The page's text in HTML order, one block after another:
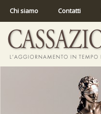
Chi siamo Contatti